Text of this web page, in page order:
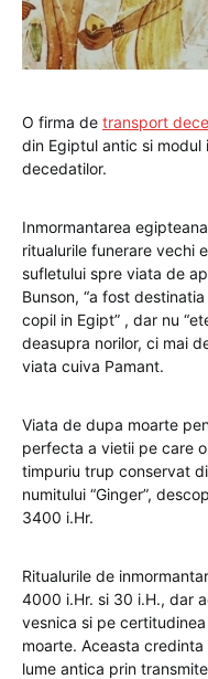
O firma de transport
din Egiptul antic si
decedatilor.
Inmormantarea
ritualurile funerare vechi
sufletului spre viata de
Bunson, “a fost
copil in Egipt” , dar nu
deasupra norilor, ci mai
viata cuiva Pamant.
Viata de dupa moarte
perfecta a vietii pe care
timpuriu trup conservat
numitului “Ginger”,
3400 i.Hr.
Ritualurile de
4000 i.Hr. si 30 i.H., dar
vesnica si pe
moarte. Aceasta
lume antica prin